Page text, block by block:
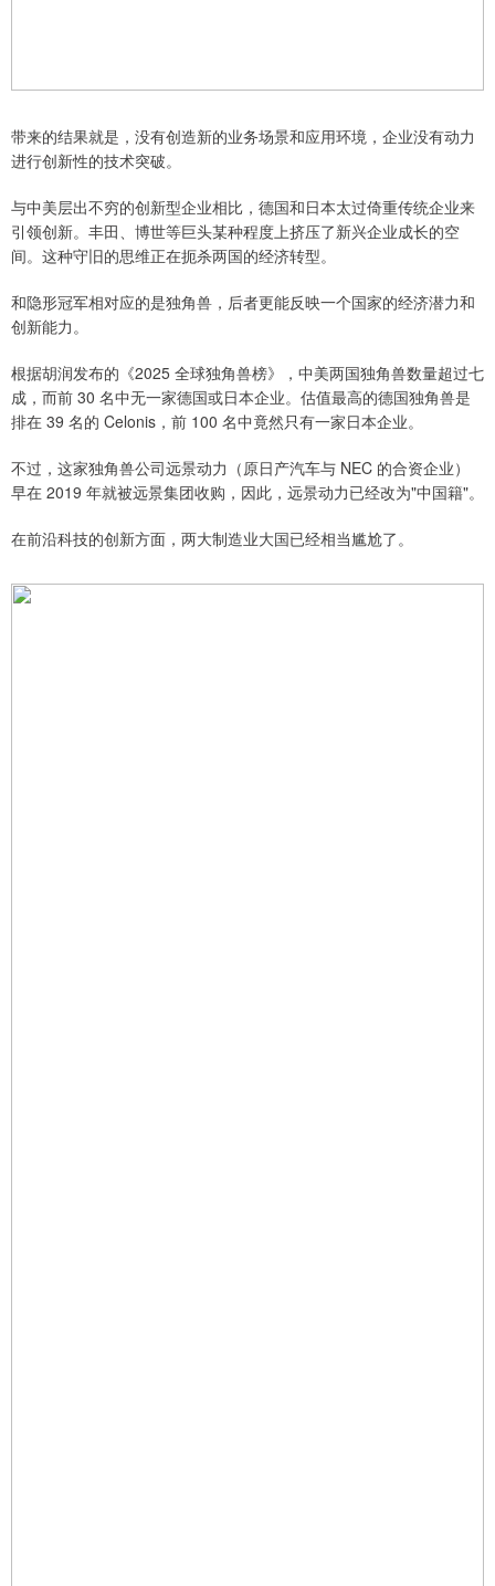
带来的结果就是，没有创造新的业务场景和应用环境，企业没有动力
进行创新性的技术突破。
与中美层出不穷的创新型企业相比，德国和日本太过倚重传统企业来
引领创新。丰田、博世等巨头某种程度上挤压了新兴企业成长的空
间。这种守旧的思维正在扼杀两国的经济转型。
和隐形冠军相对应的是独角兽，后者更能反映一个国家的经济潜力和
创新能力。
根据胡润发布的《2025 全球独角兽榜》，中美两国独角兽数量超过七
成，而前 30 名中无一家德国或日本企业。估值最高的德国独角兽是
排在 39 名的 Celonis，前 100 名中竟然只有一家日本企业。
不过，这家独角兽公司远景动力（原日产汽车与 NEC 的合资企业）
早在 2019 年就被远景集团收购，因此，远景动力已经改为"中国籍"。
在前沿科技的创新方面，两大制造业大国已经相当尴尬了。